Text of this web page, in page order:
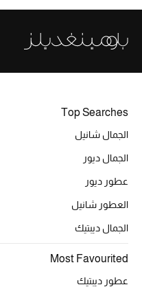
حقائب وأحذية متطابقة
هدايا للنساء
جميع الملابس النسائية
جميع الحقائب النسائية
جميع الإكسسورات النسائية
Top Searches
الجمال شانيل
الجمال ديور
عطور ديور
العطور شانيل
الجمال ديبتيك
Most Favourited
عطور ديبتيك